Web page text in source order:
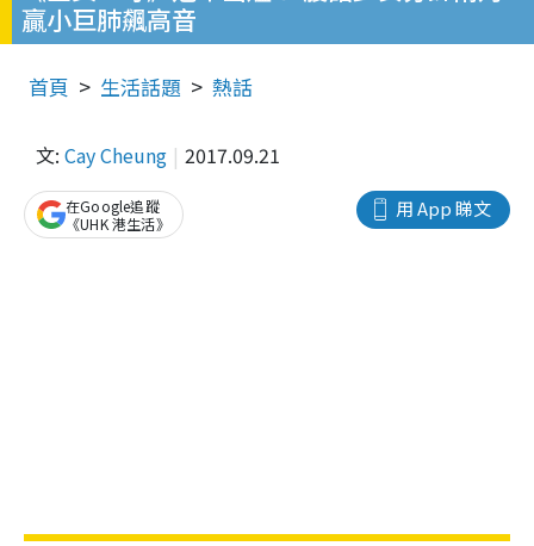
贏小巨肺飆高音
首頁 生活話題 熱話
文: Cay Cheung 2017.09.21
用 App 睇文
在Google追蹤
《UHK 港生活》